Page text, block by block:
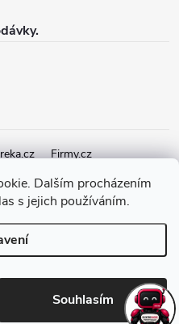
Dalším procházením
s jejich používáním.
Souhlasím
Firmy.cz
cookies